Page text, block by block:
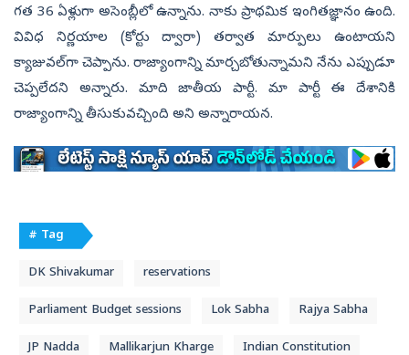
గత 36 ఏళ్లుగా అసెంబ్లీలో ఉన్నాను. నాకు ప్రాథమిక ఇంగితజ్ఞానం ఉంది.
వివిధ నిర్ణయాల (కోర్టు ద్వారా) తర్వాత మార్పులు ఉంటాయని
క్యాజువల్‌గా చెప్పాను. రాజ్యాంగాన్ని మార్చబోతున్నామని నేను ఎప్పుడూ
చెప్పలేదని అన్నారు. మాది జాతీయ పార్టీ. మా పార్టీ ఈ దేశానికి
రాజ్యాంగాన్ని తీసుకువచ్చింది అని అన్నారాయన.
# Tag
DK Shivakumar reservations
Parliament Budget sessions Lok Sabha Rajya Sabha
JP Nadda Mallikarjun Kharge Indian Constitution